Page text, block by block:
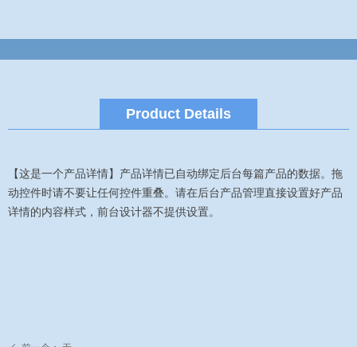
Product Details
【这是一个产品详情】产品详情已自动绑定后台每篇产品的数据。拖
动控件时请不要让任何控件重叠。请在后台产品管理直接设置好产品
详情的内容样式，前台设计器不提供设置。